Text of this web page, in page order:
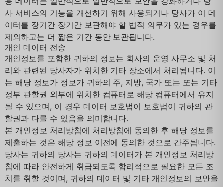
사 서비스의 기능을 개선하기 위해 사용되거나 당사가 이 데
이터를 장기간 장기간 보관해야 할 법적 의무가 있는 경우를
제외하고는 더 짧은 기간 동안 보관됩니다.
개인 데이터 전송
개인정보를 포함한 귀하의 정보는 회사의 운영 사무소 및 처
리와 관련된 당사자가 위치한 기타 장소에서 처리됩니다. 이
는 해당 정보가 정보가 귀하의 주, 지방, 국가 또는 또는 기타
정부 관할권 외부에 위치한 컴퓨터로 해당 컴퓨터에서 유지
될 수 있으며, 이 경우 데이터 보호법이 보호법이 귀하의 관
할권과 다를 수 있음을 의미합니다.
본 개인정보 처리방침에 처리방침에 동의한 후 해당 정보를
제출하는 것은 해당 정보 이전에 동의한 것으로 간주됩니다.
당사는 귀하의 당사는 귀하의 데이터가 본 개인정보 처리방
침에 따라 안전하게 취급되도록 합리적으로 필요한 모든 조
치를 취할 것이며, 귀하의 데이터 및 기타 개인정보의 보안을